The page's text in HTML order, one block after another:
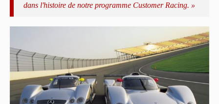
dans l'histoire de notre programme Customer Racing. »